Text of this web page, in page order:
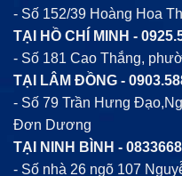
- Số 152/39 Hoàng Hoa
TẠI HỒ CHÍ MINH -
- Số 181 Cao Thắng,
TẠI LÂM ĐỒNG -
- Số 79 Trần Hưng
Đơn Dương
TẠI NINH BÌNH -
- Số nhà 26 ngõ 107